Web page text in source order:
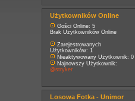
Użytkowników Online
Gości Online: 5
Brak Użytkowników Online
Zarejestrowanych
Użytkowników: 1
Nieaktywowany Użytkownik: 0
Najnowszy Użytkownik:
@stryker
Losowa Fotka - Unimor